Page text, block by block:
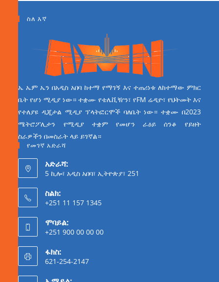
ስለ እኛ
ኤ ኤም ኤን በአዲስ አበባ ከተማ የማገኝ እና ተጠሪነቱ ለከተማው ምክር
ቤት የሆነ ሚዲያ ነው። ተቋሙ የቴሌቪዥን፣ የFM ሬዲዮ፣ የህትመት እና
የተለያዩ ዲጂታል ሚዲያ ፕላትፎርሞች ባለቤት ነው። ተቋሙ በ2023
ሜትሮፖሊታን የሚዲያ ተቋም የመሆን ራዕይ ሰንቆ የይዘት
ስራዎችን በመስራት ላይ ይገኛል።
የመገኛ አድራሻ
አድራሻ:
5 ኪሎ፣ አዲስ አበባ፣ ኢትዮጵያ፣ 251
ስልክ:
+251 11 157 1345
ሞባይል:
+251 900 00 00 00
ፋክስ:
621-254-2147